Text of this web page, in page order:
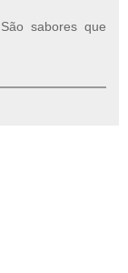
sabores que